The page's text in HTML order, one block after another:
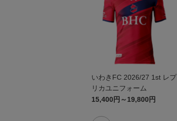
いわきFC 2026/27 1st レプ
リカユニフォーム
15,400円～19,800円